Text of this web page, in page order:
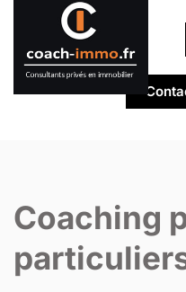
contenu
Coaching